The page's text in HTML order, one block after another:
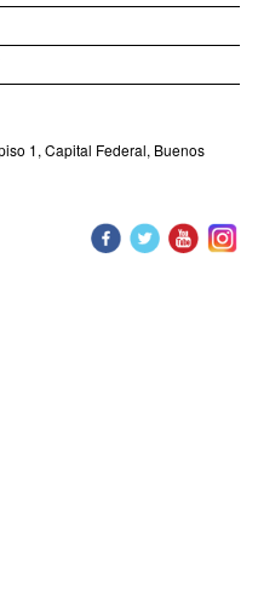
1, Capital Federal, Buenos